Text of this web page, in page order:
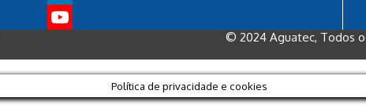
LinkedIn
© 2024 Aguatec, Todos
Política de privacidade e cookies